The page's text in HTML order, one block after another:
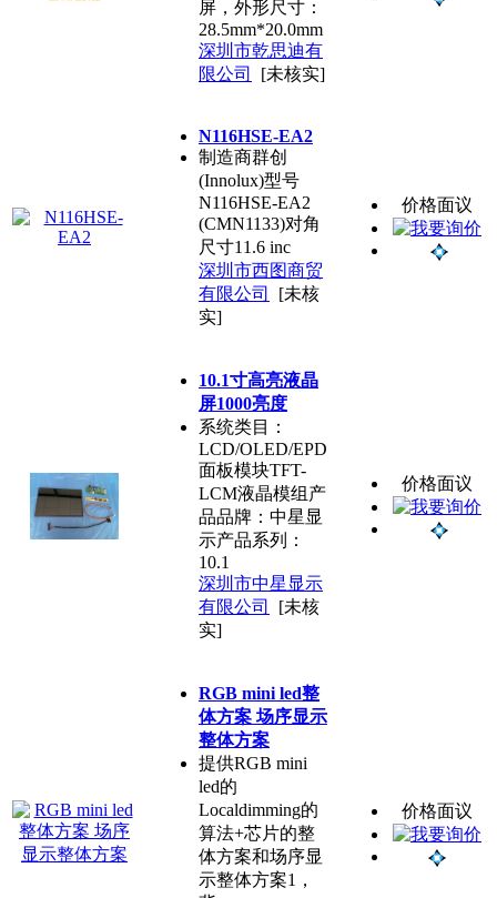
屏，外形尺寸：
28.5mm*20.0mm
深圳市乾思迪有
限公司
[未核实]
N116HSE-EA2
制造商群创
(Innolux)型号
N116HSE-EA2
(CMN1133)对角
尺寸11.6 inc
深圳市西图商贸
有限公司
[未核
实]
价格面议
10.1寸高亮液晶
屏1000亮度
系统类目：
LCD/OLED/EPD
面板模块TFT-
LCM液晶模组产
品品牌：中星显
示产品系列：
10.1
深圳市中星显示
有限公司
[未核
实]
价格面议
RGB mini led整
体方案 场序显示
整体方案
提供RGB mini
led的
Localdimming的
算法+芯片的整
体方案和场序显
示整体方案1，
价格面议